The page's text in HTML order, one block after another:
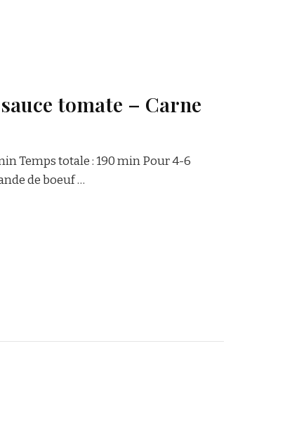
tomate – Carne
Temps totale : 190 min Pour 4-6
de boeuf …